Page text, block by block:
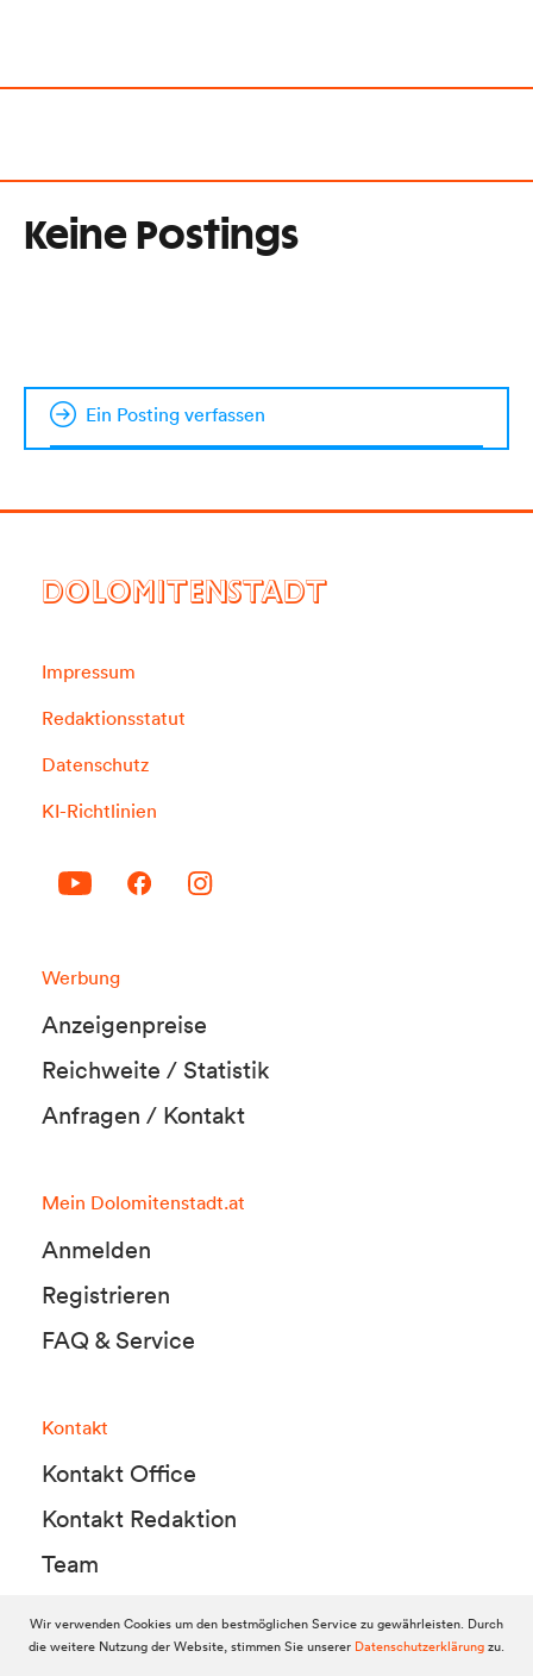
Keine Postings
Ein Posting verfassen
DOLOMITENSTADT
Impressum
Redaktionsstatut
Datenschutz
KI-Richtlinien
Werbung
Anzeigenpreise
Reichweite / Statistik
Anfragen / Kontakt
Mein Dolomitenstadt.at
Anmelden
Registrieren
FAQ & Service
Kontakt
Kontakt Office
Kontakt Redaktion
Team
© 2010-2026 Dolomitenstadt.at
Wir verwenden Cookies um den bestmöglichen Service zu gewährleisten. Durch
die weitere Nutzung der Website, stimmen Sie unserer Datenschutzerklärungzu.